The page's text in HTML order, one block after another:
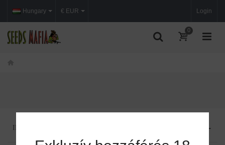
Hungary Login
€ EUR
0